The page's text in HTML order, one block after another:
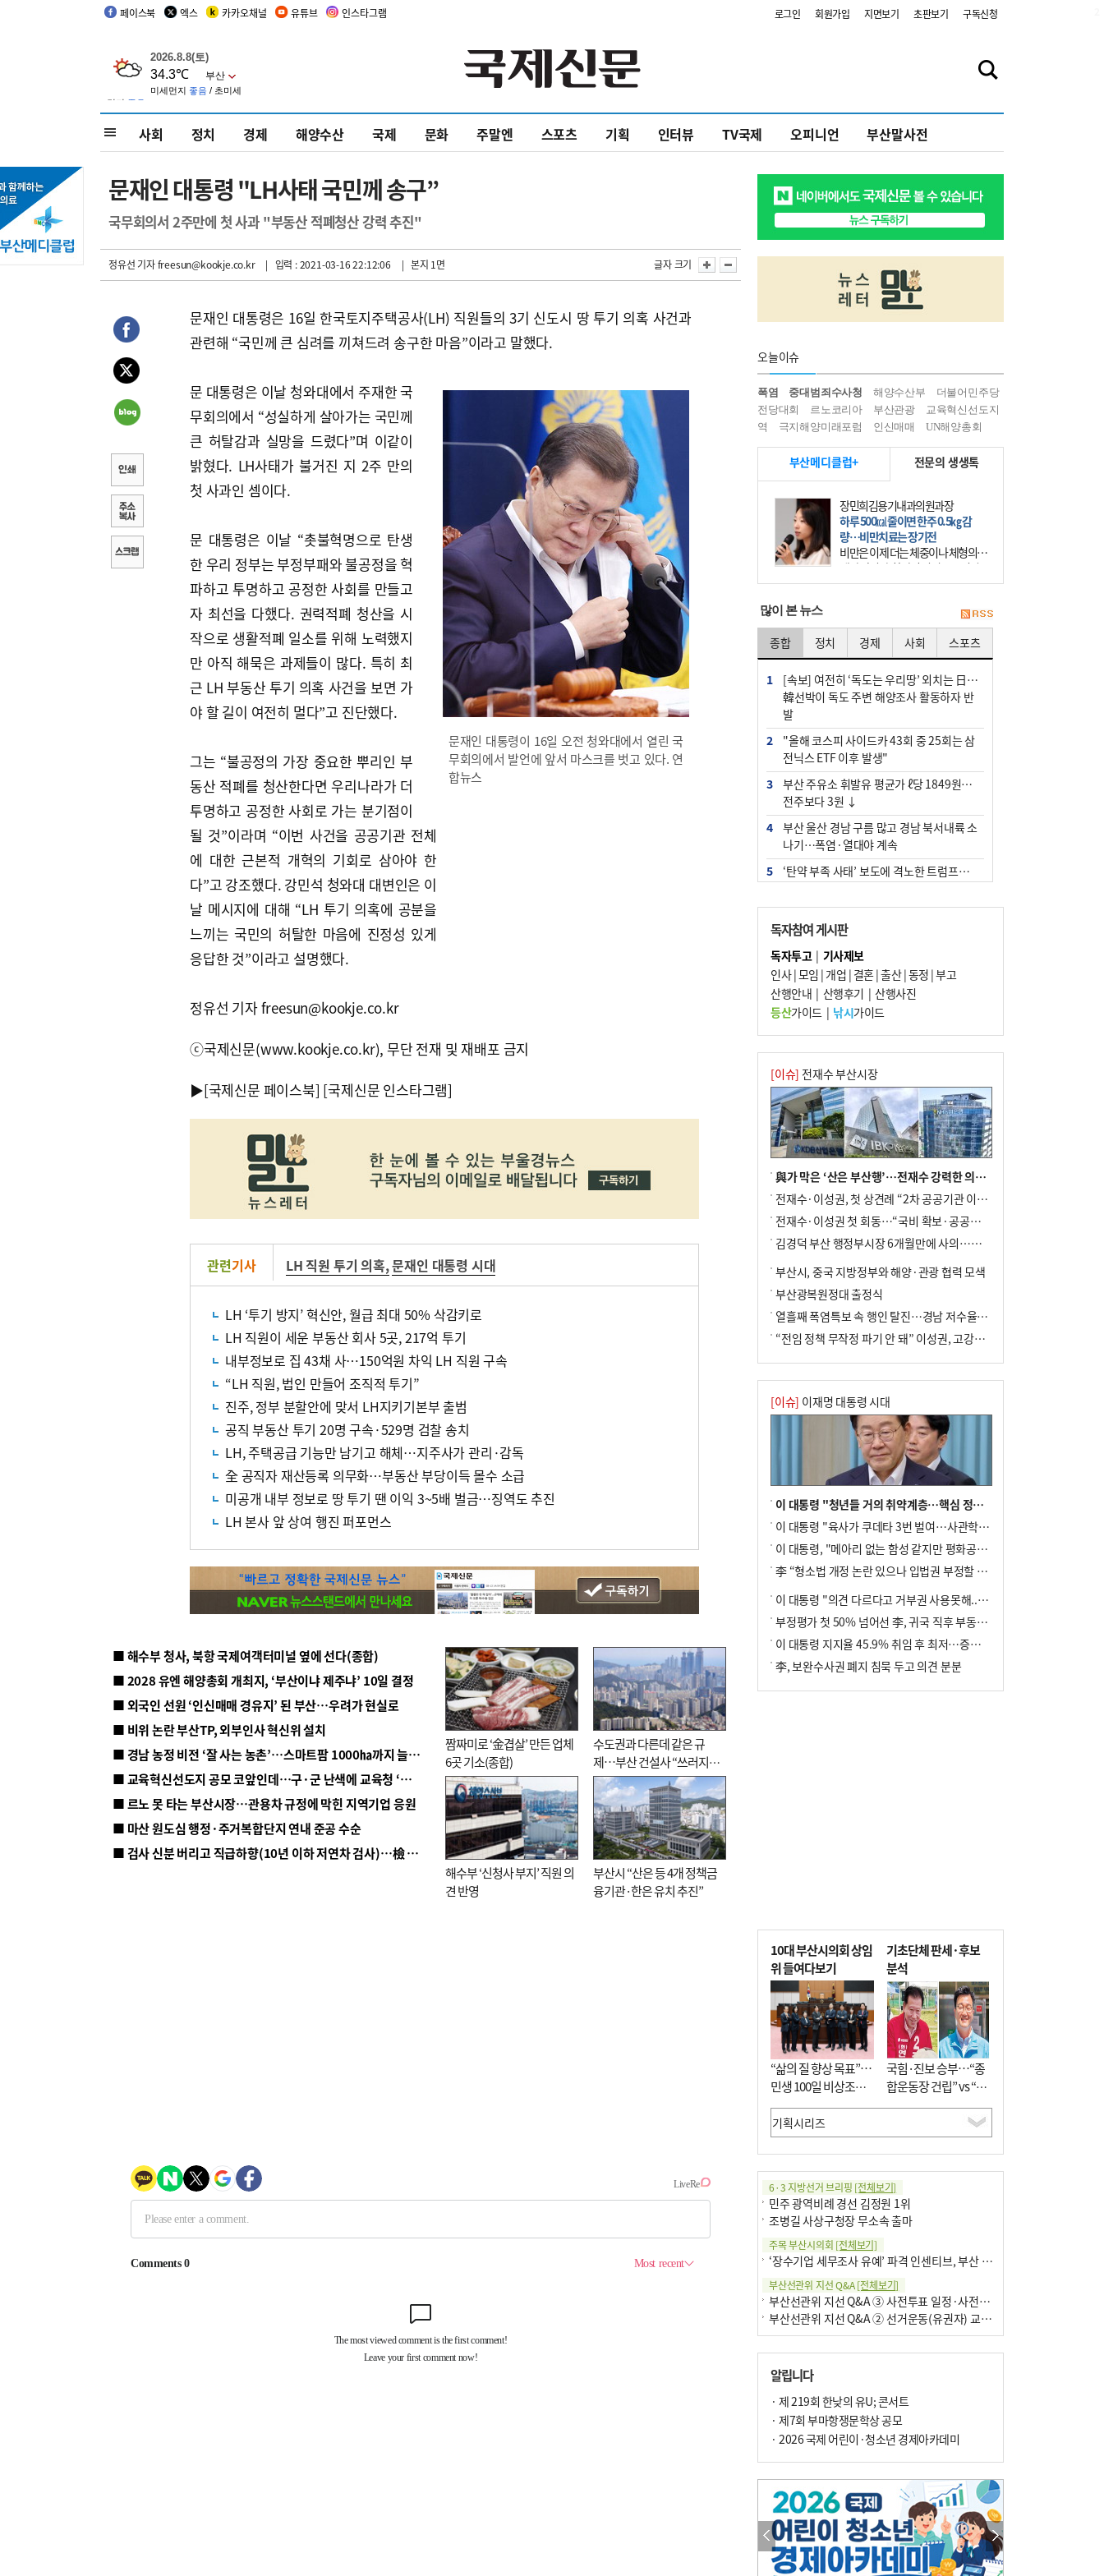
페이스북 엑스 카카오채널 유튜브 인스타그램 로그인 회원가입 지면보기 초판보기 구독신청
사회 정치 경제 해양수산 국제 문화 주말엔 스포츠 기획 인터뷰 TV국제 오피니언 부산말사전
문재인 대통령 "LH사태 국민께 송구”
국무회의서 2주만에 첫 사과 "부동산 적폐청산 강력 추진"
정유선 기자freesun@kookje.co.kr | 입력 : 2021-03-16 22:12:06 | 본지 1면 글자 크기
문재인 대통령은 16일 한국토지주택공사(LH) 직원들의 3기 신도시 땅 투기 의혹 사건과
관련해 “국민께 큰 심려를 끼쳐드려 송구한 마음”이라고 말했다.
문재인 대통령이 16일 오전 청와대에서 열린 국
무회의에서 발언에 앞서 마스크를 벗고 있다. 연
합뉴스
문 대통령은 이날 청와대에서 주재한 국
무회의에서 “성실하게 살아가는 국민께
큰 허탈감과 실망을 드렸다”며 이같이
밝혔다. LH사태가 불거진 지 2주 만의
첫 사과인 셈이다.
문 대통령은 이날 “촛불혁명으로 탄생
한 우리 정부는 부정부패와 불공정을 혁
파하고 투명하고 공정한 사회를 만들고
자 최선을 다했다. 권력적폐 청산을 시
작으로 생활적폐 일소를 위해 노력했지
만 아직 해묵은 과제들이 많다. 특히 최
근 LH 부동산 투기 의혹 사건을 보면 가
야 할 길이 여전히 멀다”고 진단했다.
그는 “불공정의 가장 중요한 뿌리인 부
동산 적폐를 청산한다면 우리나라가 더
투명하고 공정한 사회로 가는 분기점이
될 것”이라며 “이번 사건을 공공기관 전체
에 대한 근본적 개혁의 기회로 삼아야 한
다”고 강조했다. 강민석 청와대 대변인은 이
날 메시지에 대해 “LH 투기 의혹에 공분을
느끼는 국민의 허탈한 마음에 진정성 있게
응답한 것”이라고 설명했다.
정유선 기자 freesun@kookje.co.kr
ⓒ국제신문(www.kookje.co.kr), 무단 전재 및 재배포 금지
▶[국제신문 페이스북] [국제신문 인스타그램]
관련기사 LH 직원 투기 의혹,문재인 대통령 시대
LH ‘투기 방지’ 혁신안, 월급 최대 50% 삭감키로
LH 직원이 세운 부동산 회사 5곳, 217억 투기
내부정보로 집 43채 사…150억원 차익 LH 직원 구속
“LH 직원, 법인 만들어 조직적 투기”
진주, 정부 분할안에 맞서 LH지키기본부 출범
공직 부동산 투기 20명 구속·529명 검찰 송치
LH, 주택공급 기능만 남기고 해체…지주사가 관리·감독
全 공직자 재산등록 의무화…부동산 부당이득 몰수 소급
미공개 내부 정보로 땅 투기 땐 이익 3~5배 벌금…징역도 추진
LH 본사 앞 상여 행진 퍼포먼스
■ 해수부 청사, 북항 국제여객터미널 옆에 선다(종합)
■ 2028 유엔 해양총회 개최지, ‘부산이냐 제주냐’ 10일 결정
■ 외국인 선원 ‘인신매매 경유지’ 된 부산…우려가 현실로
■ 비위 논란 부산TP, 외부인사 혁신위 설치
■ 경남 농정 비전 ‘잘 사는 농촌’…스마트팜 1000㏊까지 늘린다
■ 교육혁신선도지 공모 코앞인데…구·군 난색에 교육청 ‘쩔쩔’
■ 르노 못 타는 부산시장…관용차 규정에 막힌 지역기업 응원
■ 마산 원도심 행정·주거복합단지 연내 준공 수순
■ 검사 신분 버리고 직급하향(10년 이하 저연차 검사)…檢 중수청행 기피
짬짜미로 ‘金겹살’ 만든 업체
6곳 기소(종합)
수도권과 다른데 같은 규
제…부산 건설사 “쓰러지기
직전”
해수부 ‘신청사 부지’ 직원 의
견 반영
부산시 “산은 등 4개 정책금
융기관·한은 유치 추진”
오늘이슈
폭염 중대범죄수사청 해양수산부
더불어민주당
전당대회
르노코리아 부산관광
교육혁신선도지
역
극지해양미래포럼 인신매매 UN해양총회
부산메디클럽+ 전문의 생생톡
장민희김용기내과의원과장
하루 500㎉ 줄이면 한주 0.5㎏ 감
량…비만치료는 장기전
비만은 이제 더는 체중이나 체형의 문
제가 아니다. 하나의 질병으로 인지
하고 치료와 관리를 해야 한다. 세계
많이 본 뉴스
종합 정치 경제 사회 스포츠
1
[속보] 여전히 ‘독도는 우리땅’ 외치는 日…
韓선박이 독도 주변 해양조사 활동하자 반
발
2
"올해 코스피 사이드카 43회 중 25회는 삼
전닉스 ETF 이후 발생"
3
부산 주유소 휘발유 평균가 ℓ당 1849원…
전주보다 3원 ↓
4
부산 울산 경남 구름 많고 경남 북서내륙 소
나기…폭염·열대야 계속
5
‘탄약 부족 사태’ 보도에 격노한 트럼프…
물선 적발
7
[2026 부산청소년극지체험탐험대 현장르
포] 2회 : 하늘에서 만난 얼음의 나라
8
입추 지났지만 푹푹 찐다…온열질환자 10
년 만에 3배
10 경위 이하 경찰 하위직 ‘중수청 러시’ 전
망…檢 기피와 대조
독자참여 게시판
독자투고| 기사제보
인사|모임 | 개업 | 결혼|출산|동정 |부고
산행안내 | 산행후기 | 산행사진
등산가이드| 낚시가이드
[이슈] 전재수 부산시장
與가 막은 ‘산은 부산행’…전재수 강력한 의지 표명 없인 공염불
전재수·이성권, 첫 상견례 “2차 공공기관 이전 초당 협력”(종합)
전재수·이성권 첫 회동…“국비 확보·공공기관 이전 협력”
김경덕 부산 행정부시장 6개월만에 사의…후임 인선 촉각
부산시, 중국 지방정부와 해양·관광 협력 모색
부산광복원정대 출정식
열흘째 폭염특보 속 행인 탈진…경남 저수율 평년의 절반
“전임 정책 무작정 파기 안 돼” 이성권, 고강도 ‘전재수 견제’ 예고
[이슈] 이재명 대통령 시대
이 대통령 "청년들 거의 취약계층…핵심 정책 재편""
이 대통령 "육사가 쿠데타 3번 벌여…사관학교 통합 신속히 추진"
이 대통령, "메아리 없는 함성 같지만 평화공존책 계속해야"
李 “형소법 개정 논란 있으나 입법권 부정할 만큼은 아냐”(종합)
이 대통령 "의견 다르다고 거부권 사용못해.. 입법권 부정할 상황이라 보기 어려워"
부정평가 첫 50% 넘어선 李, 귀국 직후 부동산·증시 점검(종합)
이 대통령 지지율 45.9% 취임 후 최저…증시 폭락·연임 개헌 논란 영향
李, 보완수사권 폐지 침묵 두고 의견 분분
10대 부산시의회 상임
위 들여다보기
“삶의 질 향상 목표”…
민생 100일 비상조치
면밀 심사
기초단체 판세·후보
분석
국힘·진보 승부…“종
합운동장 건립” vs “출
근 공공버스 도입”
6·3 지방선거 브리핑 [전체보기]
민주 광역비례 경선 김정원 1위
조병길 사상구청장 무소속 출마
주목 부산시의회 [전체보기]
‘장수기업 세무조사 유예’ 파격 인센티브, 부산 유출 막을까
부산선관위 지선 Q&A[전체보기]
부산선관위 지선 Q&A ③ 사전투표 일정·사전투표함 보관
부산선관위 지선 Q&A ② 선거운동(유권자) 교육감투표용지
알립니다
· 제 219회 한낮의 유U; 콘서트
· 제7회 부마항쟁문학상 공모
· 2026 국제 어린이·청소년 경제아카데미